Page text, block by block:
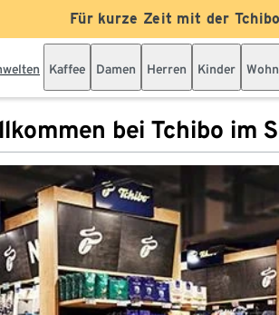
Für kurze Zeit mit der
Kaffee Damen Herren Kinder
bei Tchibo im